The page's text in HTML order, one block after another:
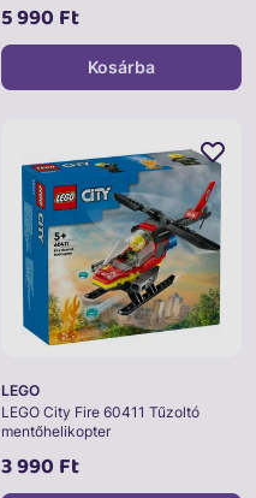
5 990 Ft
Kosárba
LEGO
LEGO City Fire 60411 Tűzoltó
mentőhelikopter
3 990 Ft